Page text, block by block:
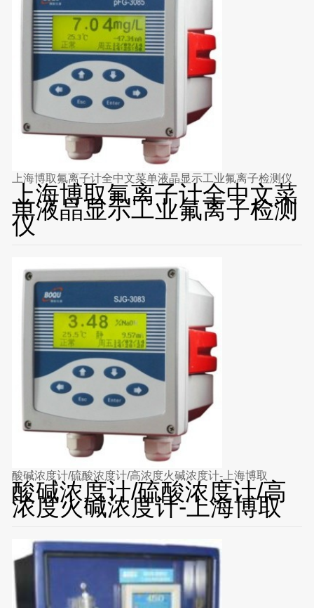
上海博取氟离子计全中文菜单液晶显示工业氟离子检测仪
上海博取氟离子计全中文菜
单液晶显示工业氟离子检测
仪
酸碱浓度计/硫酸浓度计/高浓度火碱浓度计-上海博取
酸碱浓度计/硫酸浓度计/高
浓度火碱浓度计-上海博取